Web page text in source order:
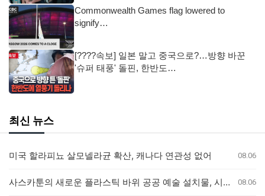
Commonwealth Games flag lowered to
signify…
[????속보] 일본 말고 중국으로?…방향 바꾼
'슈퍼 태풍' 돌핀, 한반도…
최신 뉴스
미국 할라피뇨 살모넬라균 확산, 캐나다 연관성 없어 08.06
사스카툰의 새로운 플라스틱 바위 공공 예술 설치물, 시민들의 반응 엇갈려 08.06